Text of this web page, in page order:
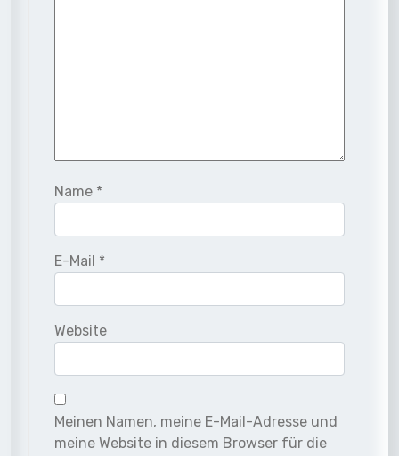
Name *
E-Mail *
Website
Meinen Namen, meine E-Mail-Adresse und
meine Website in diesem Browser für die